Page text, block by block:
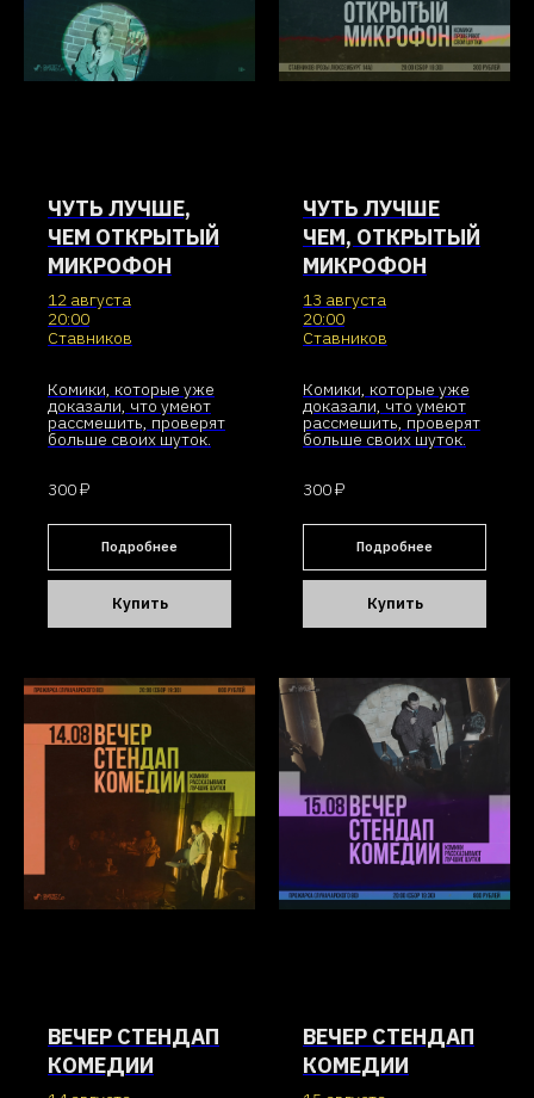
ЧУТЬ ЛУЧШЕ,
ЧЕМ ОТКРЫТЫЙ
МИКРОФОН
12 августа
20:00
Ставников
Комики, которые уже
доказали, что умеют
рассмешить, проверят
больше своих шуток.
300 ₽
Подробнее
Купить
ЧУТЬ ЛУЧШЕ
ЧЕМ, ОТКРЫТЫЙ
МИКРОФОН
13 августа
20:00
Ставников
Комики, которые уже
доказали, что умеют
рассмешить, проверят
больше своих шуток.
300 ₽
Подробнее
Купить
ВЕЧЕР СТЕНДАП
КОМЕДИИ
ВЕЧЕР СТЕНДАП
КОМЕДИИ